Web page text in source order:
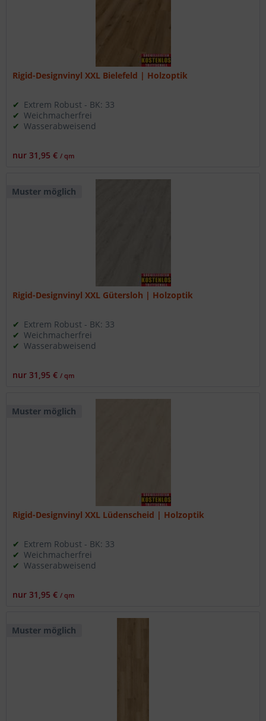
Rigid-Designvinyl XXL Bielefeld | Holzoptik
Extrem Robust - BK: 33
Weichmacherfrei
Wasserabweisend
nur 31,95 €/ qm
Muster möglich
Rigid-Designvinyl XXL Gütersloh | Holzoptik
Extrem Robust - BK: 33
Weichmacherfrei
Wasserabweisend
nur 31,95 €/ qm
Muster möglich
Rigid-Designvinyl XXL Lüdenscheid | Holzoptik
Extrem Robust - BK: 33
Weichmacherfrei
Wasserabweisend
nur 31,95 €/ qm
Muster möglich